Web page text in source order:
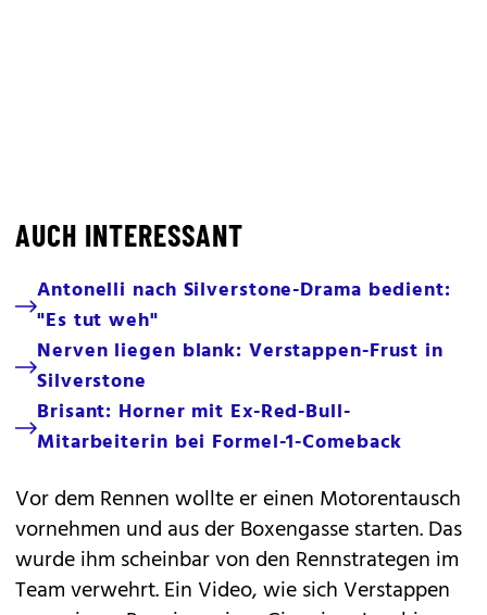
AUCH INTERESSANT
Antonelli nach Silverstone-Drama bedient:
"Es tut weh"
Nerven liegen blank: Verstappen-Frust in
Silverstone
Brisant: Horner mit Ex-Red-Bull-
Mitarbeiterin bei Formel-1-Comeback
Vor dem Rennen wollte er einen Motorentausch
vornehmen und aus der Boxengasse starten. Das
wurde ihm scheinbar von den Rennstrategen im
Team verwehrt. Ein Video, wie sich Verstappen